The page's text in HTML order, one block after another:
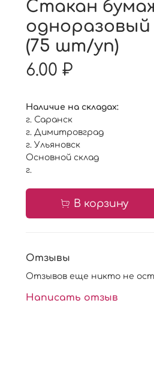
Стакан
одноразовый
(75 шт/уп)
6.00 ₽
Наличие на складах:
г. Саранск
г. Димитровград
г. Ульяновск
Основной склад
г.
В корзину
Отзывы
Отзывов еще никто не
Написать отзыв